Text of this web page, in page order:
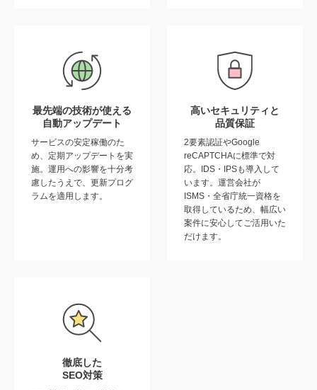
最先端の技術が使える
自動アップデート
サービスの安定稼働のた
め、定期アップデートを実
施。運用への影響を十分考
慮したうえで、更新プログ
ラムを適用します。
高いセキュリティと
品質保証
2要素認証やGoogle
reCAPTCHAに標準で対
応。IDS・IPSも導入して
います。運営会社が
ISMS・全省庁統一資格を
取得しているため、幅広い
案件に安心してご活用いた
だけます。
徹底した
SEO対策